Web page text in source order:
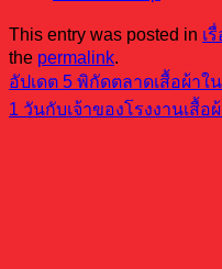
This entry was posted in เ
the permalink.
อัปเดต 5 พิกัดตลาดเสื้อผ้าใ
1 วันกับเจ้าของโรงงานเสื้